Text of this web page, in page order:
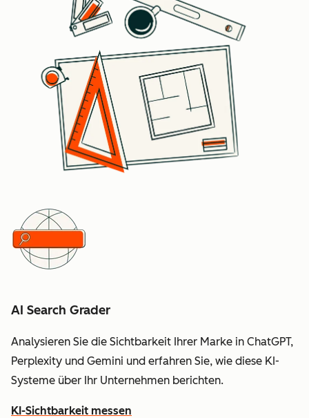
AI Search Grader
Analysieren Sie die Sichtbarkeit Ihrer Marke in ChatGPT,
Perplexity und Gemini und erfahren Sie, wie diese KI-
Systeme über Ihr Unternehmen berichten.
KI-Sichtbarkeit messen